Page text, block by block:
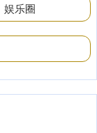
娱乐圈